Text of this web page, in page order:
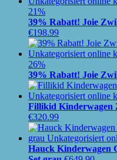
21%
39% Rabatt! Joie
€198.99
26%
39% Rabatt! Joie
Fillikid Kinderwagen
€320.99
Hauck Kinderwagen